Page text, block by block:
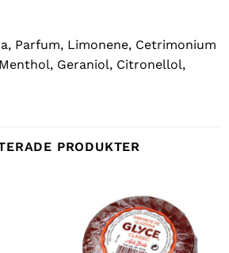
Parfum, Limonene, Cetrimonium
Geraniol, Citronellol,
PRODUKTER